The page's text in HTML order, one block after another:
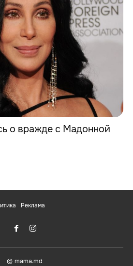
о вражде с Мадонной
Реклама
© mama.md